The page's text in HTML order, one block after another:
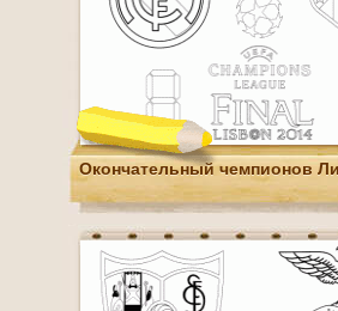
Окончательный чемпионов